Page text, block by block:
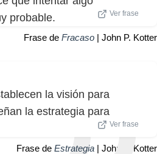
probable.
Ver frase
Frase de Fracaso | John P. Kotter
la visión para
la estrategia para
Ver frase
Frase de Estrategia | John P. Kotter